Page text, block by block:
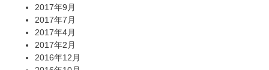
2017年9月
2017年7月
2017年4月
2017年2月
2016年12月